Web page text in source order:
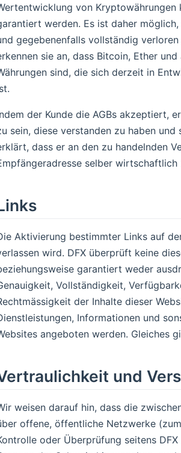
von
werden. Es ist daher
gegebenenfalls vollständig
sie an, dass Bitcoin, Ether
sind, die sich derzeit in
der Kunde die AGBs akzeptiert,
sein, diese verstanden zu haben
dass er an den zu handelnden
selber
Aktivierung bestimmter Links auf
wird. DFX überprüft keine
garantiert weder
Vollständigkeit,
der Inhalte dieser
Informationen und
angeboten werden. Gleiches
und
weisen darauf hin, dass die
offene, öffentliche Netzwerke
oder Überprüfung seitens